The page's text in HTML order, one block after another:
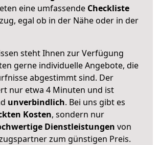
eine umfassende Checkliste
egal ob in der Nähe oder in der
steht Ihnen zur Verfügung
gerne individuelle Angebote, die
abgestimmt sind. Der
nur etwa 4 Minuten und ist
unverbindlich. Bei uns gibt es
Kosten, sondern nur
Dienstleistungen von
zum günstigen Preis.